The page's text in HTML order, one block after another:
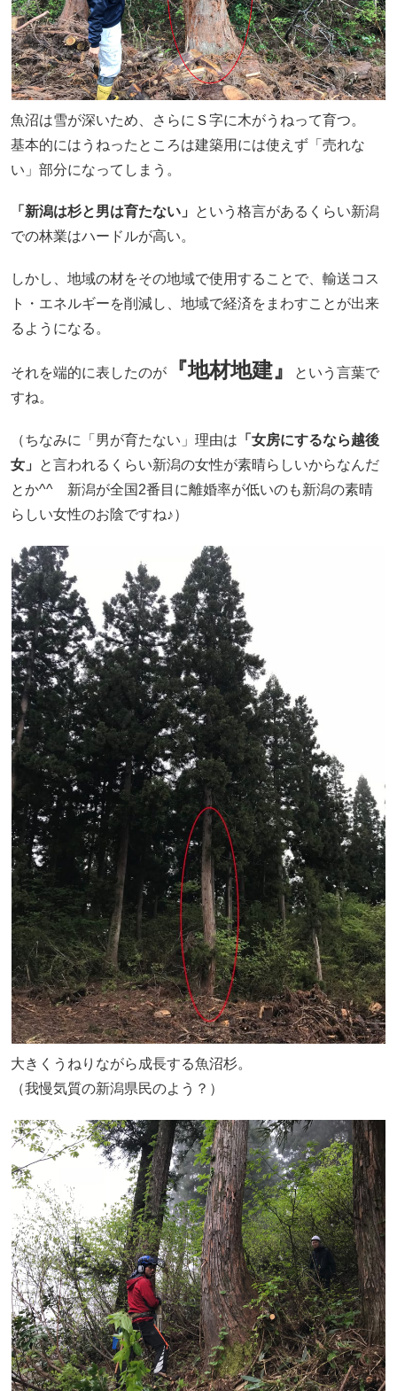
魚沼は雪が深いため、さらにＳ字に木がうねって育つ。
基本的にはうねったところは建築用には使えず「売れな
い」部分になってしまう。
「新潟は杉と男は育たない」
という格言があるくらい新潟
での林業はハードルが高い。
しかし、地域の材をその地域で使用することで、輸送コス
ト・エネルギーを削減し、地域で経済をまわすことが出来
るようになる。
それを端的に表したのが『地材地建』
という言葉で
すね。
（ちなみに「男が育たない」理由は 「女房にするなら越後
女」
と言われるくらい新潟の女性が素晴らしいからなんだ
とか^^ 新潟が全国2番目に離婚率が低いのも新潟の素晴
らしい女性のお陰ですね♪）
大きくうねりながら成長する魚沼杉。
（我慢気質の新潟県民のよう？）